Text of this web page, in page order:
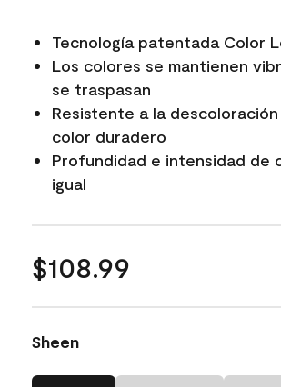
Tecnología patentada Color
Los colores se mantienen
se traspasan
Resistente a la
color duradero
Profundidad e intensidad de
igual
$108.99
Sheen